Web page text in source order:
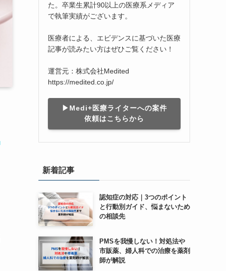
た。卒業生累計90以上の医療系メディア
で執筆実績がございます。
医療者による、エビデンスに基づいた医療
記事が読みたい方はぜひご覧ください！
運営元：株式会社Medited
https://medited.co.jp/
▶︎Medi+医療ライターへの案件
依頼はこちらから
新着記事
認知症の対応｜3つのポイント
と行動別ガイド、悩まないため
の相談先
PMSを我慢しない！対処法や
市販薬、婦人科での治療を薬剤
師が解説